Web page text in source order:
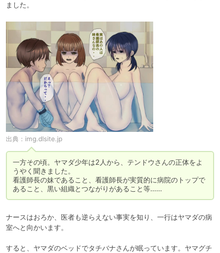
ました。
出典： img.dlsite.jp
一方その頃。ヤマダ少年は2人から、テンドウさんの正体をよ
うやく聞きました。
看護師長の妹であること、看護師長が実質的に病院のトップで
あること、黒い組織とつながりがあること等……
ナースはおろか、医者も逆らえない事実を知り、一行はヤマダの病
室へと向かいます。
すると、ヤマダのベッドでタチバナさんが眠っています。ヤマグチ